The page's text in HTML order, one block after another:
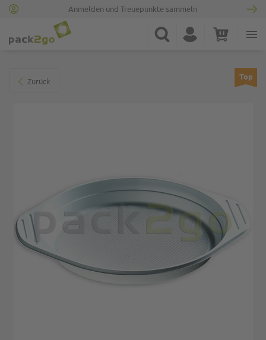
Anmelden und Treuepunkte sammeln
Suche Konto Warenkorb
Zurück Top